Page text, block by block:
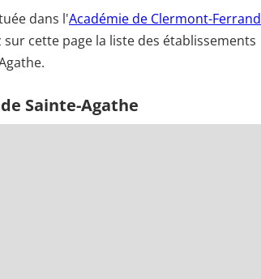
dans l'Académie de Clermont-Ferrand
cette page la liste des établissements
Sainte-Agathe